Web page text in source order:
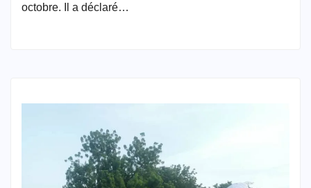
octobre. Il a déclaré…